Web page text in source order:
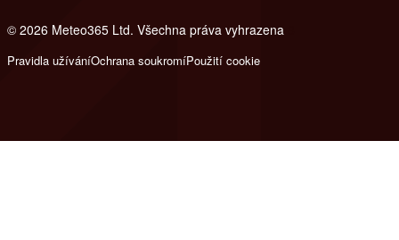
© 2026 Meteo365 Ltd. Všechna práva vyhrazena
Pravidla užíváníOchrana soukromíPoužití cookie